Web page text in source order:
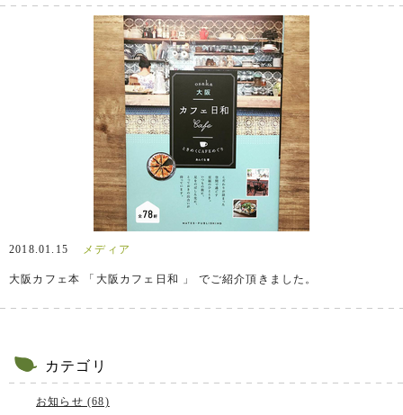
2018.01.15 メディア
大阪カフェ本 「大阪カフェ日和 」 でご紹介頂きました。
カテゴリ
お知らせ (68)